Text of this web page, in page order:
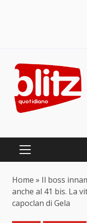
content
PRIMARY
Home » Il boss
anche al 41 bis. La
capoclan di Gela